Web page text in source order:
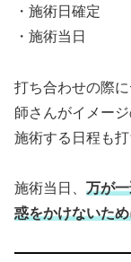
・施術日確定
・施術当日
打ち合わせの際
師さんがイメー
施術する日程も
施術当日、 万が
惑をかけないた